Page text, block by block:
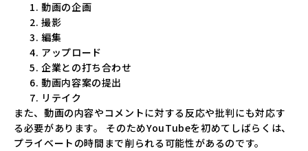
動画の企画
撮影
編集
アップロード
企業との打ち合わせ
動画内容案の提出
リテイク
また、動画の内容やコメントに対する反応や批判にも対応す
る必要があります。 そのためYouTubeを初めてしばらくは、
プライベートの時間まで削られる可能性があるのです。